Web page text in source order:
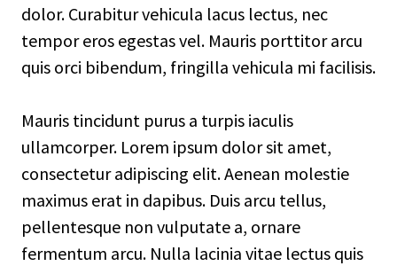
dolor. Curabitur vehicula lacus lectus, nec
tempor eros egestas vel. Mauris porttitor arcu
quis orci bibendum, fringilla vehicula mi facilisis.
Mauris tincidunt purus a turpis iaculis
ullamcorper. Lorem ipsum dolor sit amet,
consectetur adipiscing elit. Aenean molestie
maximus erat in dapibus. Duis arcu tellus,
pellentesque non vulputate a, ornare
fermentum arcu. Nulla lacinia vitae lectus quis